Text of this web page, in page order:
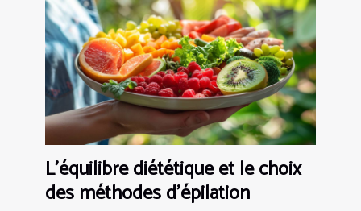
L'équilibre diététique et le choix
des méthodes d'épilation